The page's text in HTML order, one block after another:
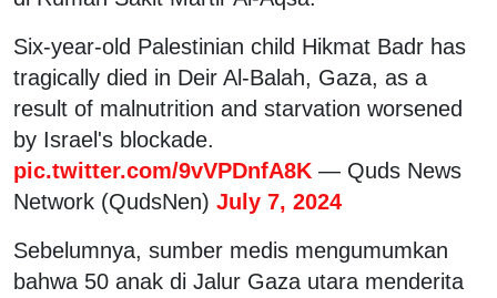
Six-year-old Palestinian child Hikmat Badr has
tragically died in Deir Al-Balah, Gaza, as a
result of malnutrition and starvation worsened
by Israel's blockade.
pic.twitter.com/9vVPDnfA8K — Quds News
Network (QudsNen) July 7, 2024
Sebelumnya, sumber medis mengumumkan
bahwa 50 anak di Jalur Gaza utara menderita